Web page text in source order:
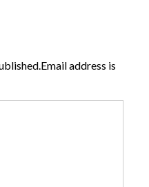
address is